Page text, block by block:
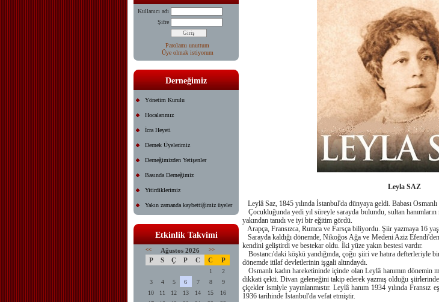
Kullanıcı adı
Şifre
Parolamı unuttum
Üye olmak istiyorum
Derneğimiz
Yönetim Kurulu
Hocalarımız
İcra Heyeti
Dernek Üyelerimiz
Derneğimizden Yetişenler
Basında Derneğimiz
Yitirdiklerimiz
Yakın zamanda kaybettiğimiz üyeler
Etkinlik Takvimi
<< Ağustos 2026 >>
P S Ç P C C P
1
2
3
4 5 6 7 8
9
10
11 12 13 14 15
16
Leyla SAZ
Leylâ Saz, 1845 yılında İstanbul'da dünyaya geldi. Babası
Çocukluğunda yedi yıl süreyle sarayda bulundu, sultan hanımların
yakından tanıdı ve iyi bir eğitim gördü.
Arapça, Fransızca, Rumca ve Farsça biliyordu. Şiir yazmaya 16
Sarayda kaldığı dönemde, Nikoğos Ağa ve Medeni Aziz
kendini geliştirdi ve bestekar oldu. İki yüze yakın bestesi vardır.
Bostancı'daki köşkü yandığında, çoğu şiiri ve hatıra defterleriyle
dönemde itilaf devletlerinin işgali altındaydı.
Osmanlı kadın hareketininde içinde olan Leylâ hanımın dönemin
dikkati çekti. Divan geleneğini takip ederek yazmış olduğu
çiçekler ismiyle yayınlanmıstır. Leylâ hanım 1934 yılında Fransız
1936 tarihinde İstanbul'da vefat etmiştir.